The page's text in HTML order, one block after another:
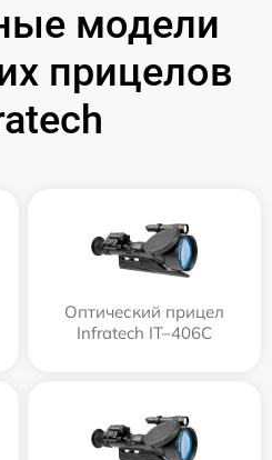
модели
прицелов
Оптический прицел
Infratech IT–406С